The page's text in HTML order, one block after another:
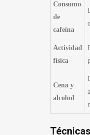
Consumo
de
cafeína
Actividad
física
Cena y
alcohol